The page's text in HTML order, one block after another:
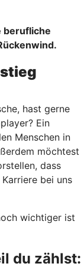
berufliche
hast gerne
Ein
Menschen in
möchtest
dass
bei uns
wichtiger ist
du zählst: